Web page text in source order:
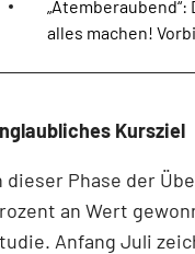
alles machen!
Kursziel
dieser Phase der
an Wert
Anfang Juli